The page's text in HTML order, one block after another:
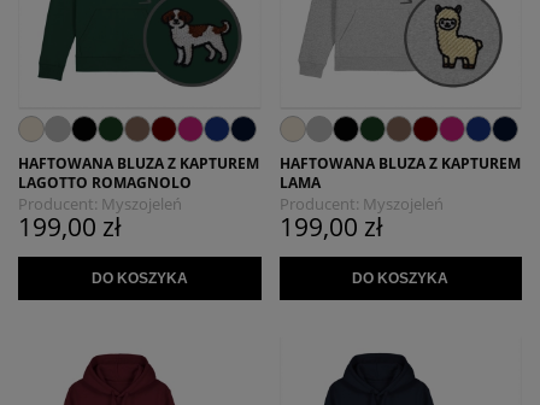
HAFTOWANA BLUZA Z KAPTUREM
LAGOTTO ROMAGNOLO
Producent: Myszojeleń
199,00 zł
DO KOSZYKA
HAFTOWANA BLUZA Z KAPTUREM
LAMA
Producent: Myszojeleń
199,00 zł
DO KOSZYKA